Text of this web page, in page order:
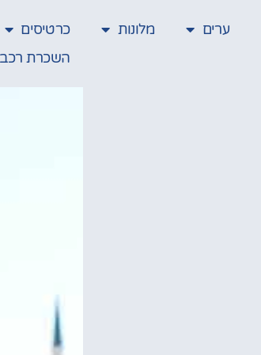
ערים מלונות כרטיסים
השכרת רכב